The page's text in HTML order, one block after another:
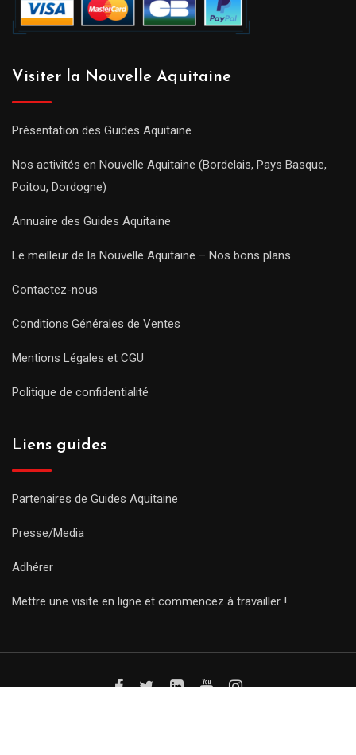
Visiter la Nouvelle Aquitaine
Présentation des Guides Aquitaine
Nos activités en Nouvelle Aquitaine (Bordelais, Pays Basque,
Poitou, Dordogne)
Annuaire des Guides Aquitaine
Le meilleur de la Nouvelle Aquitaine – Nos bons plans
Contactez-nous
Conditions Générales de Ventes
Mentions Légales et CGU
Politique de confidentialité
Liens guides
Partenaires de Guides Aquitaine
Presse/Media
Adhérer
Mettre une visite en ligne et commencez à travailler !